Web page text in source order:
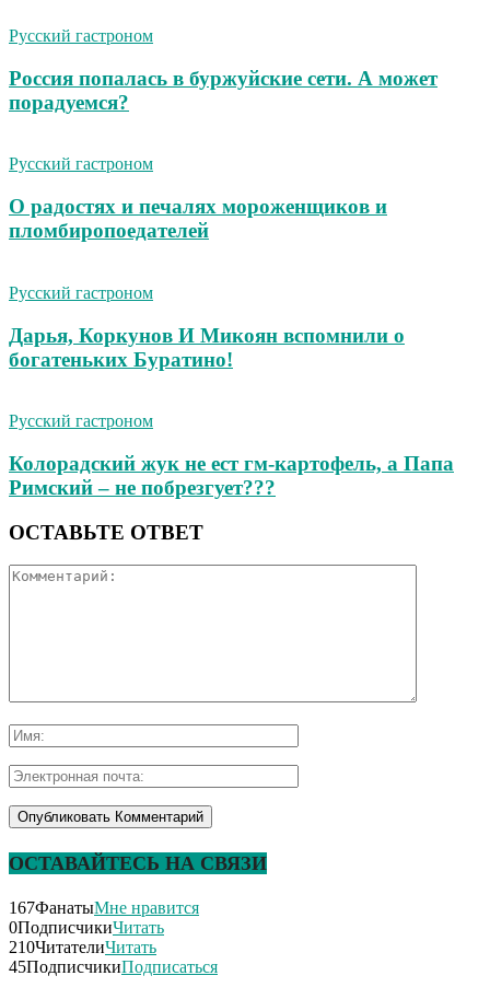
Русский гастроном
Россия попалась в буржуйские сети. А может
порадуемся?
Русский гастроном
О радостях и печалях мороженщиков и
пломбиропоедателей
Русский гастроном
Дарья, Коркунов И Микоян вспомнили о
богатеньких Буратино!
Русский гастроном
Колорадский жук не ест гм-картофель, а Папа
Римский – не побрезгует???
ОСТАВЬТЕ ОТВЕТ
ОСТАВАЙТЕСЬ НА СВЯЗИ
167ФанатыМне нравится
0ПодписчикиЧитать
210ЧитателиЧитать
45ПодписчикиПодписаться